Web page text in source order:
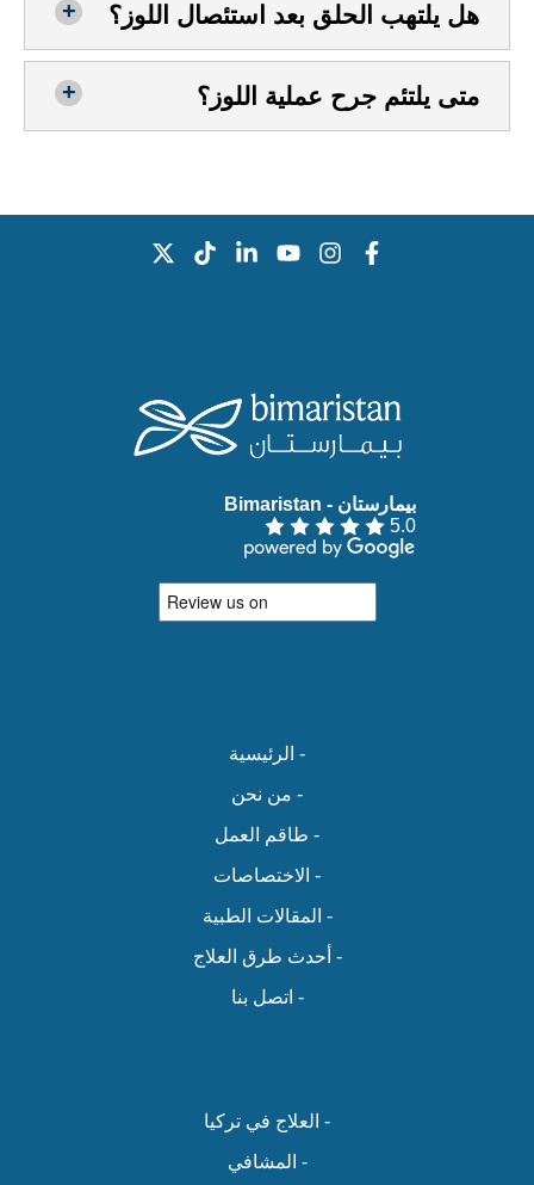
هل يلتهب الحلق بعد استئصال اللوز؟
متى يلتئم جرح عملية اللوز؟
بيمارستان - Bimaristan‏
5.0
- الرئيسية
- من نحن
- طاقم العمل
- الاختصاصات
- المقالات الطبية
- أحدث طرق العلاج
- اتصل بنا
- العلاج في تركيا
- المشافي